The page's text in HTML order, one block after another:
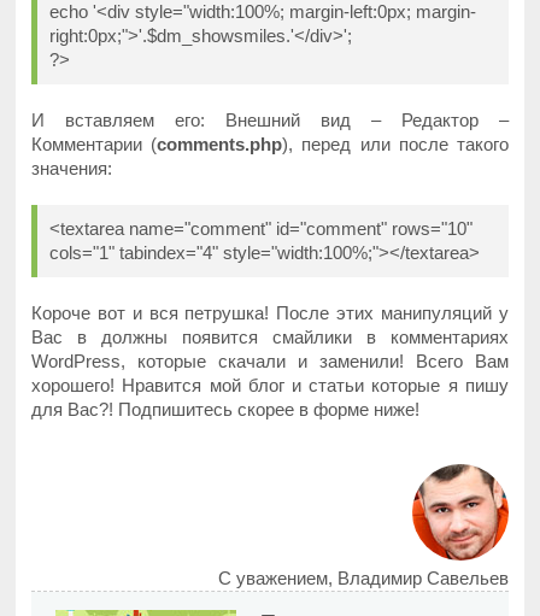
echo '<div style="width:100%; margin-left:0px; margin-
right:0px;">'.$dm_showsmiles.'</div>';
?>
И вставляем его: Внешний вид – Редактор –
Комментарии (comments.php), перед или после такого
значения:
<textarea name="comment" id="comment" rows="10"
cols="1" tabindex="4" style="width:100%;"></textarea>
Короче вот и вся петрушка! После этих манипуляций у
Вас в должны появится смайлики в комментариях
WordPress, которые скачали и заменили! Всего Вам
хорошего! Нравится мой блог и статьи которые я пишу
для Вас?! Подпишитесь скорее в форме ниже!
С уважением, Владимир Савельев